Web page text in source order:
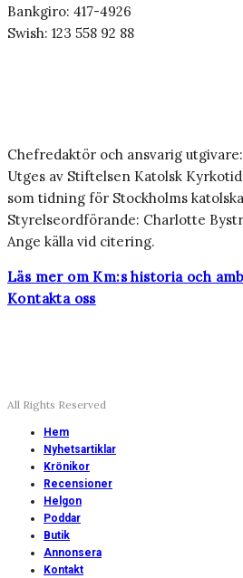
Bankgiro: 417-4926
Swish: 123 558 92 88
Chefredaktör och ansvarig utgivare:
Utges av Stiftelsen Katolsk
som tidning för Stockholms
Styrelseordförande: Charlotte
Ange källa vid citering.
Läs mer om Km:s historia och
Kontakta oss
All Rights Reserved
Hem
Nyhetsartiklar
Krönikor
Recensioner
Helgon
Poddar
Butik
Annonsera
Kontakt